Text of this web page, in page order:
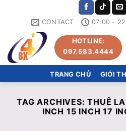
CONTACT 07:00 -
HOTLINE:
097.583.4444
TRANG CHỦ GIỚI
TAG ARCHIVES:THUÊ
INCH 15 INCH 17